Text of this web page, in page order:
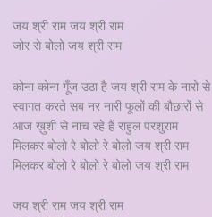
जय श्री राम जय श्री राम
जोर से बोलो जय श्री राम
कोना कोना गूँज उठा है जय श्री राम के नारो से
स्वागत करते सब नर नारी फूलों की बौछारों से
आज ख़ुशी से नाच रहे हैं राहुल परशुराम
मिलकर बोलो रे बोलो रे बोलो जय श्री राम
मिलकर बोलो रे बोलो रे बोलो जय श्री राम
जय श्री राम जय श्री राम